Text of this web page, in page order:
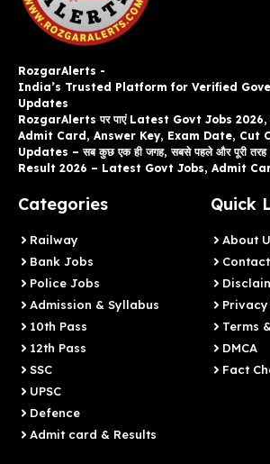
RozgarAlerts -
India’s Trusted Platform for Verified
Updates
RozgarAlerts पर पाएं Latest Govt Jobs
Admit Card, Answer Key, Exam Date, Cut
Updates – सब कुछ एक ही जगह, सबसे पहले और पूरी
Result 2026 – Latest Govt Jobs, Admit
Categories
Railway
Bank Jobs
Police Jobs
Admission & Syllabus
10th Pass
12th Pass
SSC
UPSC
Defence
Admit card & Results
Quick
About
Terms
DMCA
Fact